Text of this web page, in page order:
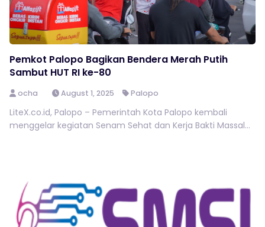
Pemkot Palopo Bagikan Bendera Merah Putih
Sambut HUT RI ke-80
ocha August 1, 2025 Palopo
LiteX.co.id, Palopo – Pemerintah Kota Palopo kembali
menggelar kegiatan Senam Sehat dan Kerja Bakti Massal...